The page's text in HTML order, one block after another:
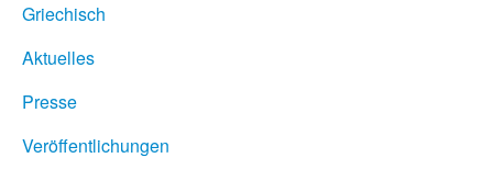
Griechisch
Aktuelles
Presse
Veröffentlichungen